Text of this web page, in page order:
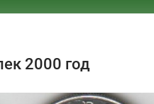
2000 год